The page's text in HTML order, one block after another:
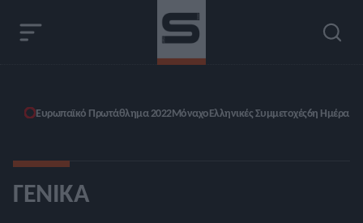
Ευρωπαϊκό Πρωτάθλημα 2022ΜόναχοΕλληνικές Συμμετοχές6η Ημέρα
ΓΕΝΙΚΆ